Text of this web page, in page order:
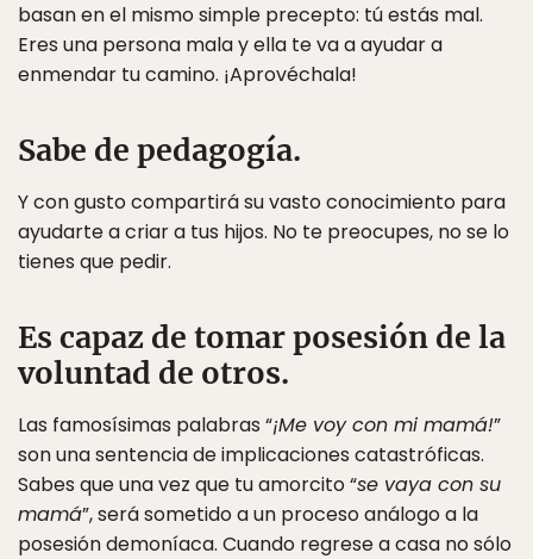
basan en el mismo simple precepto: tú estás mal.
Eres una persona mala y ella te va a ayudar a
enmendar tu camino. ¡Aprovéchala!
Sabe de pedagogía.
Y con gusto compartirá su vasto conocimiento para
ayudarte a criar a tus hijos. No te preocupes, no se lo
tienes que pedir.
Es capaz de tomar posesión de la
voluntad de otros.
Las famosísimas palabras “¡Me voy con mi mamá!”
son una sentencia de implicaciones catastróficas.
Sabes que una vez que tu amorcito “se vaya con su
mamá”, será sometido a un proceso análogo a la
posesión demoníaca. Cuando regrese a casa no sólo